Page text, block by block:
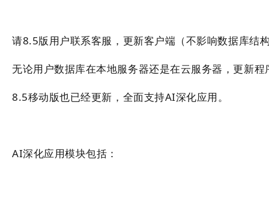
请8.5版用户联系客服，更新客户端（不影响数据库结
无论用户数据库在本地服务器还是在云服务器，更新
8.5移动版也已经更新，全面支持AI深化应用。
AI深化应用模块包括：